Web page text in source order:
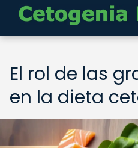
El rol de las
en la dieta